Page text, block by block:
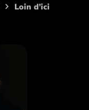
Loin d’ici